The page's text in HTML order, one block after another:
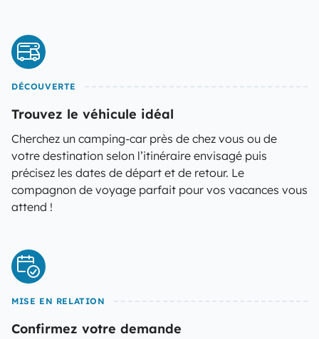
DÉCOUVERTE
Trouvez le véhicule idéal
Cherchez un camping-car près de chez vous ou de
votre destination selon l’itinéraire envisagé puis
précisez les dates de départ et de retour. Le
compagnon de voyage parfait pour vos vacances vous
attend !
MISE EN RELATION
Confirmez votre demande